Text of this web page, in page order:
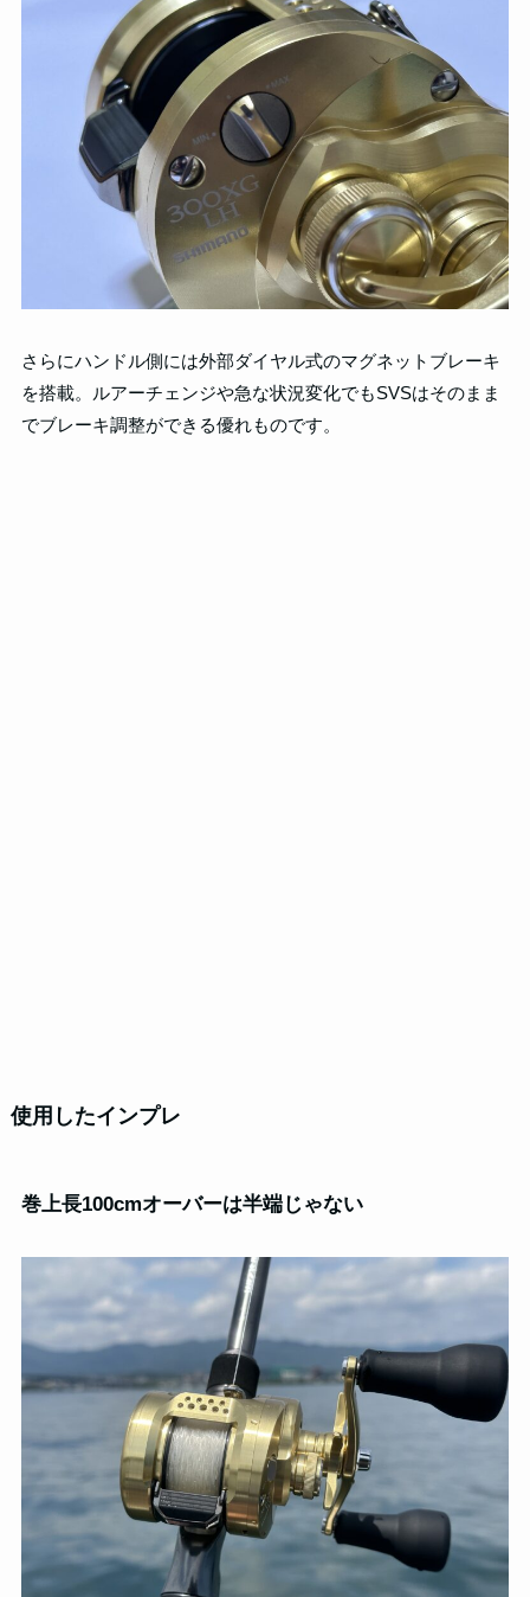
さらにハンドル側には外部ダイヤル式のマグネットブレーキ
を搭載。ルアーチェンジや急な状況変化でもSVSはそのまま
でブレーキ調整ができる優れものです。
使用したインプレ
巻上長100cmオーバーは半端じゃない